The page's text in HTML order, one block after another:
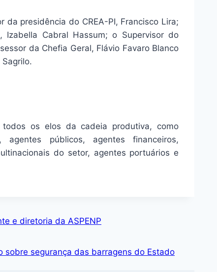
presidência do CREA-PI, Francisco Lira;
Cabral Hassum; o Supervisor do
da Chefia Geral, Flávio Favaro Blanco
os elos da cadeia produtiva, como
agentes públicos, agentes financeiros,
do setor, agentes portuários e
e diretoria da ASPENP
sobre segurança das barragens do Estado